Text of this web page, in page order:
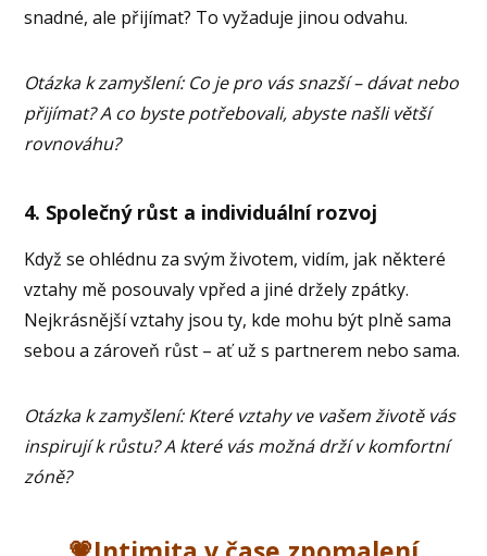
snadné, ale přijímat? To vyžaduje jinou odvahu.
Otázka k zamyšlení: Co je pro vás snazší – dávat nebo
přijímat? A co byste potřebovali, abyste našli větší
rovnováhu?
4. Společný růst a individuální rozvoj
Když se ohlédnu za svým životem, vidím, jak některé
vztahy mě posouvaly vpřed a jiné držely zpátky.
Nejkrásnější vztahy jsou ty, kde mohu být plně sama
sebou a zároveň růst – ať už s partnerem nebo sama.
Otázka k zamyšlení: Které vztahy ve vašem životě vás
inspirují k růstu? A které vás možná drží v komfortní
zóně?